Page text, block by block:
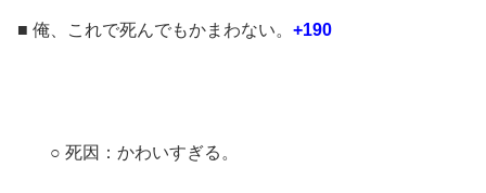
■ 俺、これで死んでもかまわない。 +190
○ 死因：かわいすぎる。